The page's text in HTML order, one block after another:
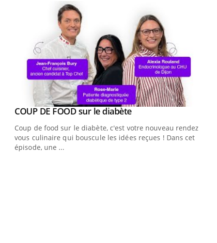
Youtube
COUP DE FOOD sur le diabèteYoutube
Coup de food sur le diabète, c'est votre nouveau rendez-
vous culinaire qui bouscule les idées reçues ! Dans cet
épisode, une ...